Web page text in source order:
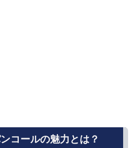
コールの魅力とは？